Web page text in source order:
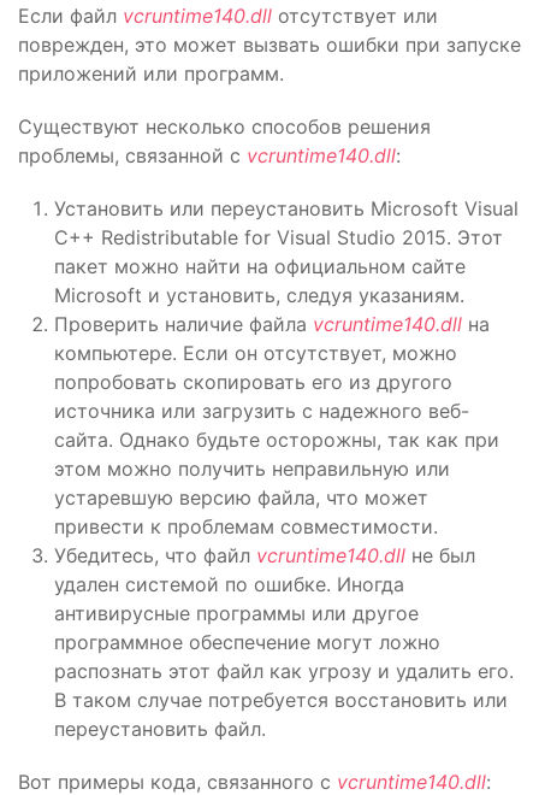
Если файл vcruntime140.dll отсутствует или
поврежден, это может вызвать ошибки при запуске
приложений или программ.
Существуют несколько способов решения
проблемы, связанной с vcruntime140.dll:
Установить или переустановить Microsoft Visual
C++ Redistributable for Visual Studio 2015. Этот
пакет можно найти на официальном сайте
Microsoft и установить, следуя указаниям.
Проверить наличие файла vcruntime140.dll на
компьютере. Если он отсутствует, можно
попробовать скопировать его из другого
источника или загрузить с надежного веб-
сайта. Однако будьте осторожны, так как при
этом можно получить неправильную или
устаревшую версию файла, что может
привести к проблемам совместимости.
Убедитесь, что файл vcruntime140.dll не был
удален системой по ошибке. Иногда
антивирусные программы или другое
программное обеспечение могут ложно
распознать этот файл как угрозу и удалить его.
В таком случае потребуется восстановить или
переустановить файл.
Вот примеры кода, связанного с vcruntime140.dll: